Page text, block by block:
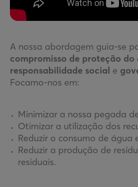
A nossa abordagem guia-se
compromisso de proteção do
responsabilidade social e
Focamo-nos em:
Minimizar a nossa pegada
Otimizar a utilização dos
Reduzir o consumo de água
Reduzir a produção de
residuais.